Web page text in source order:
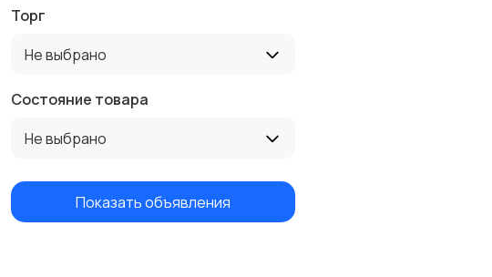
Торг
Не выбрано
Состояние товара
Не выбрано
Показать объявления